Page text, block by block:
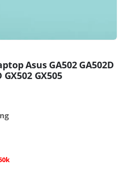
Asus GA502 GA502D
GX502 GX505